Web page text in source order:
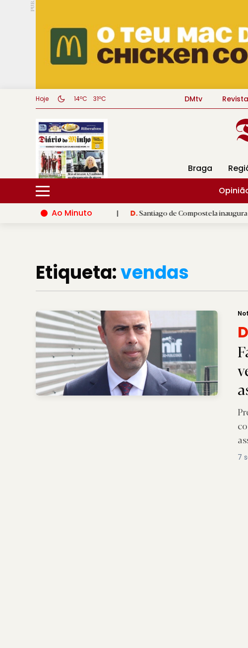
PUB.
Hoje 14ºC 31ºC DMtv
Braga
Ao Minuto
mundo da moda | D.Santiago de Compostela inaugura XVI Jogos do
Etiqueta:vendas
7